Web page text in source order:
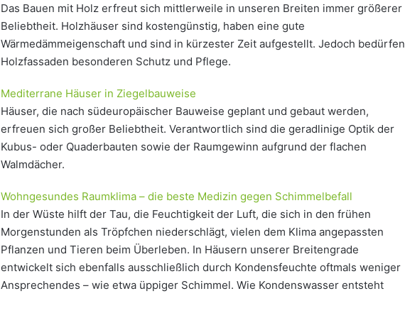
Das Bauen mit Holz erfreut sich mittlerweile in unseren Breiten immer größerer
Beliebtheit. Holzhäuser sind kostengünstig, haben eine gute
Wärmedämmeigenschaft und sind in kürzester Zeit aufgestellt. Jedoch bedürfen
Holzfassaden besonderen Schutz und Pflege.
Mediterrane Häuser in Ziegelbauweise
Häuser, die nach südeuropäischer Bauweise geplant und gebaut werden,
erfreuen sich großer Beliebtheit. Verantwortlich sind die geradlinige Optik der
Kubus- oder Quaderbauten sowie der Raumgewinn aufgrund der flachen
Walmdächer.
Wohngesundes Raumklima – die beste Medizin gegen Schimmelbefall
In der Wüste hilft der Tau, die Feuchtigkeit der Luft, die sich in den frühen
Morgenstunden als Tröpfchen niederschlägt, vielen dem Klima angepassten
Pflanzen und Tieren beim Überleben. In Häusern unserer Breitengrade
entwickelt sich ebenfalls ausschließlich durch Kondensfeuchte oftmals weniger
Ansprechendes – wie etwa üppiger Schimmel. Wie Kondenswasser entsteht